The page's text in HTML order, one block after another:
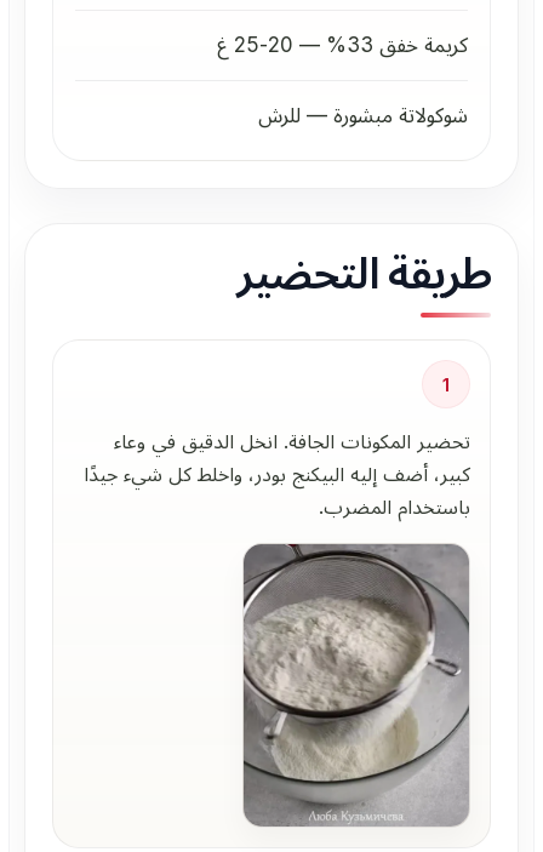
كريمة خفق 33% — 20-25 غ
شوكولاتة مبشورة — للرش
طريقة التحضير
1
تحضير المكونات الجافة. انخل الدقيق في وعاء
كبير، أضف إليه البيكنج بودر، واخلط كل شيء جيدًا
باستخدام المضرب.